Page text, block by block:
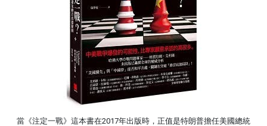
當《注定一戰》這本書在2017年出版時，正值是特朗普擔任美國總統